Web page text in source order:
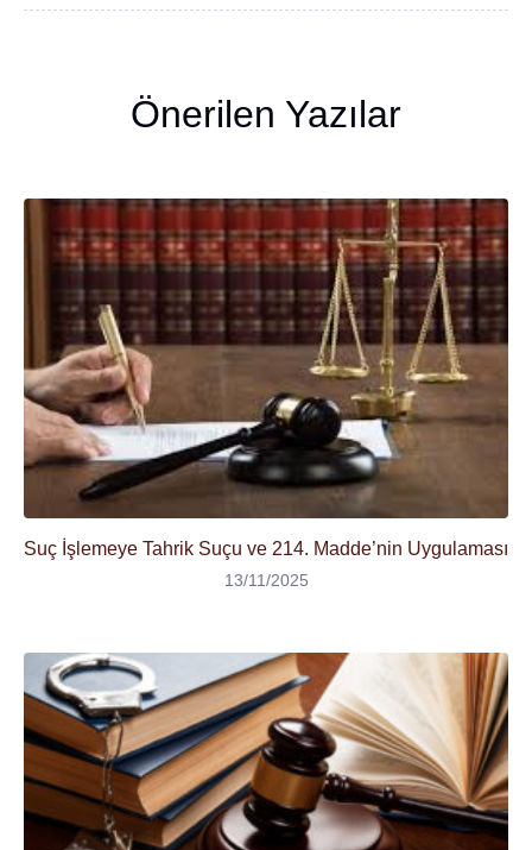
Önerilen Yazılar
Suç İşlemeye Tahrik Suçu ve 214. Madde’nin Uygulaması
13/11/2025